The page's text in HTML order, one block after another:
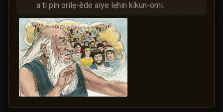
a ti pín orilẹ-ède aiye lẹhin kíkun-omi.